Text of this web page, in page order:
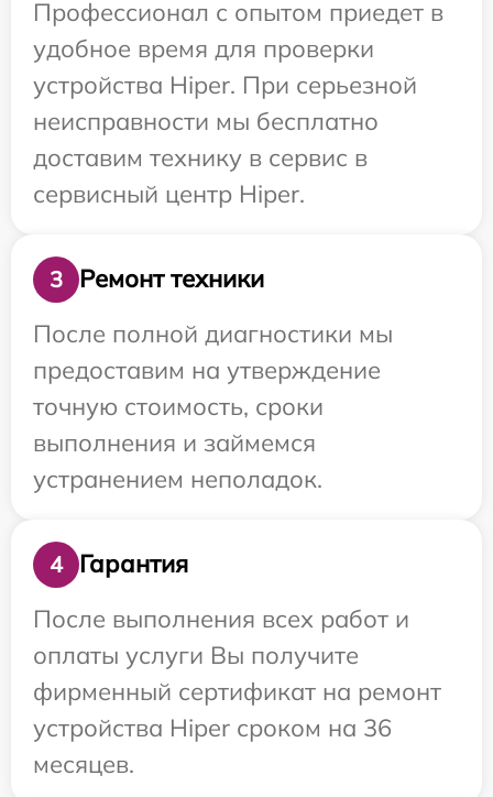
Профессионал с опытом приедет в
удобное время для проверки
устройства Hiper. При серьезной
неисправности мы бесплатно
доставим технику в сервис в
сервисный центр Hiper.
3
Ремонт техники
После полной диагностики мы
предоставим на утверждение
точную стоимость, сроки
выполнения и займемся
устранением неполадок.
4
Гарантия
После выполнения всех работ и
оплаты услуги Вы получите
фирменный сертификат на ремонт
устройства Hiper сроком на 36
месяцев.